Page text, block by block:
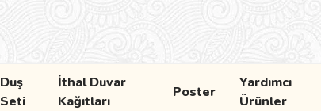
Duş
Seti
İthal Duvar
Kağıtları
Poster
Yardımcı
Ürünler